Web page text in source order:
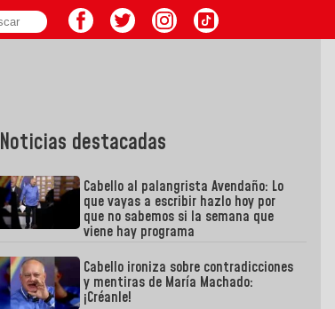
Noticias destacadas
Cabello al palangrista Avendaño: Lo
que vayas a escribir hazlo hoy por
que no sabemos si la semana que
viene hay programa
Cabello ironiza sobre contradicciones
y mentiras de María Machado:
¡Créanle!